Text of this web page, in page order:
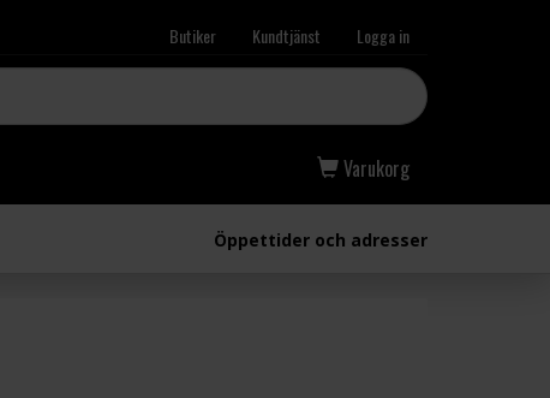
Butiker Kundtjänst Logga in
Varukorg
Öppettider och adresser